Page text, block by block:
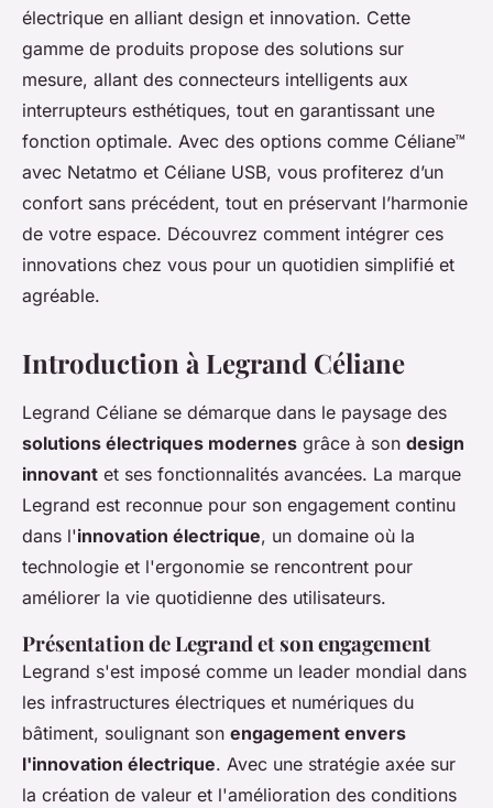
électrique en alliant design et innovation. Cette
gamme de produits propose des solutions sur
mesure, allant des connecteurs intelligents aux
interrupteurs esthétiques, tout en garantissant une
fonction optimale. Avec des options comme Céliane™
avec Netatmo et Céliane USB, vous profiterez d’un
confort sans précédent, tout en préservant l’harmonie
de votre espace. Découvrez comment intégrer ces
innovations chez vous pour un quotidien simplifié et
agréable.
Introduction à Legrand Céliane
Legrand Céliane se démarque dans le paysage des
solutions électriques modernes grâce à son design
innovant et ses fonctionnalités avancées. La marque
Legrand est reconnue pour son engagement continu
dans l'innovation électrique, un domaine où la
technologie et l'ergonomie se rencontrent pour
améliorer la vie quotidienne des utilisateurs.
Présentation de Legrand et son engagement
Legrand s'est imposé comme un leader mondial dans
les infrastructures électriques et numériques du
bâtiment, soulignant son engagement envers
l'innovation électrique. Avec une stratégie axée sur
la création de valeur et l'amélioration des conditions